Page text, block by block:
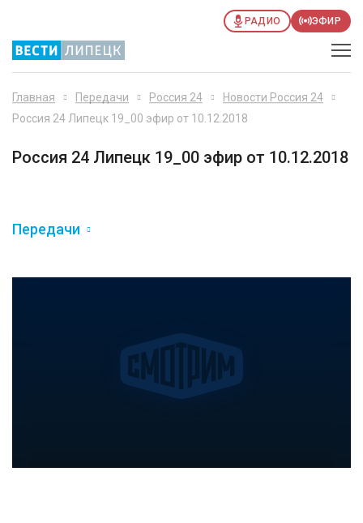
РАДИО ЭФИР
Главная Передачи Россия 24
Новости Россия 24
Россия 24 Липецк 19_00 эфир от 10.12.2018
Россия 24 Липецк 19_00 эфир от 10.12.2018
Передачи